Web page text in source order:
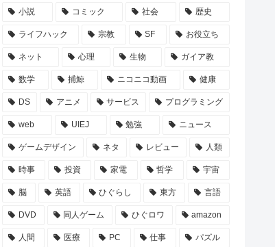
小説 コミック 社会 歴史
ライフハック 宗教 SF お役立ち
ネット 心理 生物 ガイア教
数学 捕鯨 ニコニコ動画 健康
DS アニメ サービス プログラミング
web UIEJ 勉強 ニュース
ゲームデザイン ネタ レビュー 人類
時事 投資 家電 哲学 宇宙
脳 英語 ひぐらし 東方 言語
DVD 同人ゲーム ひぐロワ amazon
人間 医療 PC 仕事 パズル